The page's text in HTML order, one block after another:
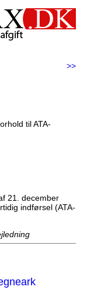
>>
til ATA-
21. december
indførsel (ATA-